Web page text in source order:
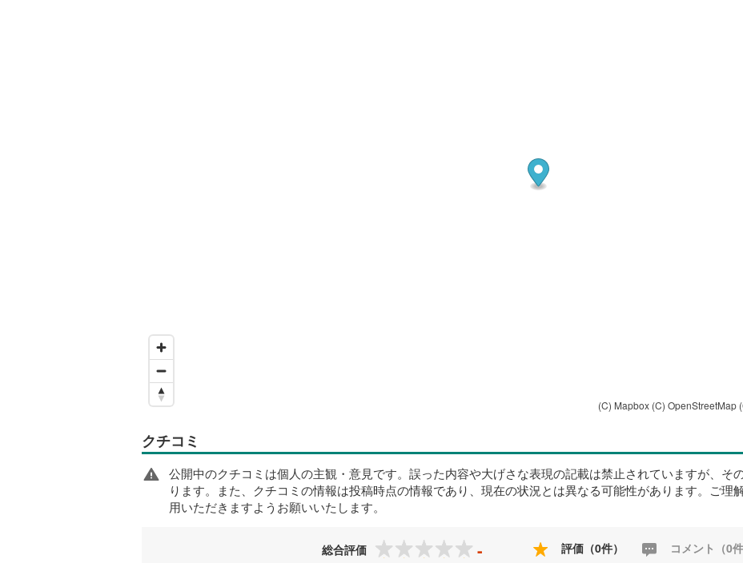
(C) Mapbox (C) OpenStreetMap
クチコミ
公開中のクチコミは個人の主観・意見です。誤った内容や大げさな表現の記載は禁止されていますが、そ
ります。また、クチコミの情報は投稿時点の情報であり、現在の状況とは異なる可能性があります。ご理
用いただきますようお願いいたします。
総合評価 - 評価（0件） コメント（0件